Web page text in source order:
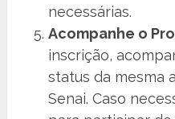
necessárias.
Acompanhe o
inscrição,
status da mesma
Senai. Caso